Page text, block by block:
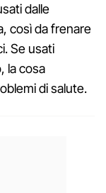
dalle
così da frenare
Se usati
la cosa
di salute.